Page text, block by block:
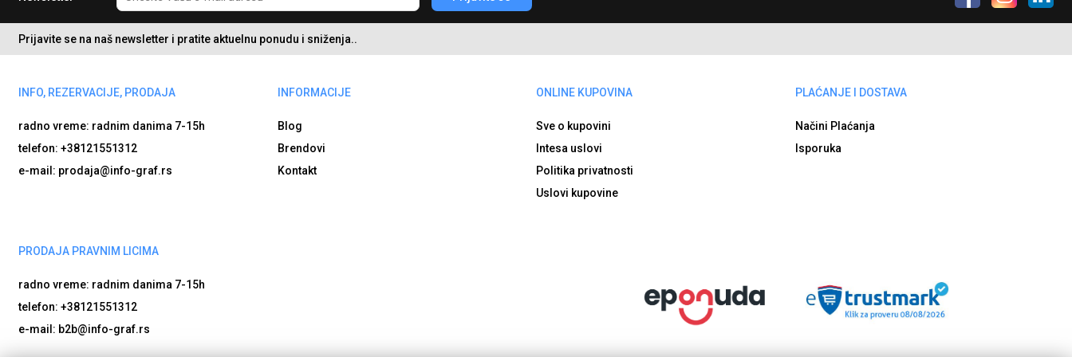
Prijavite se na naš newsletter i pratite aktuelnu ponudu i sniženja..
INFO, REZERVACIJE, PRODAJA
radno vreme: radnim danima 7-15h
telefon: +38121551312
e-mail: prodaja@info-graf.rs
PRODAJA PRAVNIM LICIMA
radno vreme: radnim danima 7-15h
telefon: +38121551312
e-mail: b2b@info-graf.rs
INFORMACIJE
Blog
Brendovi
Kontakt
ONLINE KUPOVINA
Sve o kupovini
Intesa uslovi
Politika privatnosti
Uslovi kupovine
PLAĆANJE I DOSTAVA
Načini Plaćanja
Isporuka